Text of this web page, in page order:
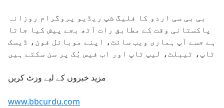
b
o
o
k
بی بی سی اردو کا فلیگ شپ ریڈیو پروگرام روزانہ
پاکستانی وقت کے مطابق رات آٹھ بجے پیش کیا جاتا
ہے جسے آپ ہماری ویب سائٹ، اپنے موبائل فون، ڈیسک
ٹاپ، ٹیبلٹ، لیپ ٹاپ اور اب فیس بُک پر سن سکتے ہیں
www.bbcurdu.com